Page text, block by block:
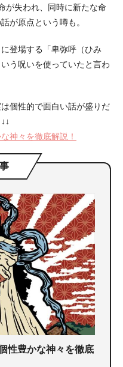
が失われ、同時に新たな命
が原点という噂も。
登場する「卑弥呼（ひみ
う呪いを使っていたと言わ
個性的で面白い話が盛りだ
神々を徹底解説！
性豊かな神々を徹底